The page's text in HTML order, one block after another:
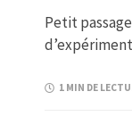
Petit
1 MIN DE